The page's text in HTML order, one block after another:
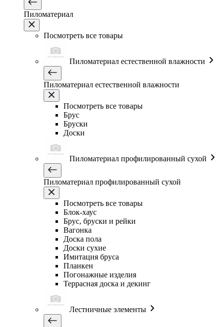
Пиломатериал
Посмотреть все товары
Пиломатериал естественной влажности
Пиломатериал естественной влажности
Посмотреть все товары
Брус
Бруски
Доски
Пиломатериал профилированный сухой
Пиломатериал профилированный сухой
Посмотреть все товары
Блок-хаус
Брус, бруски и рейки
Вагонка
Доска пола
Доски сухие
Имитация бруса
Планкен
Погонажные изделия
Террасная доска и декинг
Лестничные элементы